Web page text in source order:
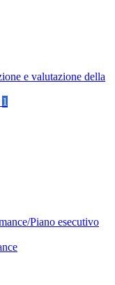
e valutazione della
1
Piano esecutivo